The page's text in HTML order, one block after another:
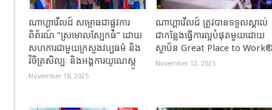
ណាហ្គាវើលដ៍ សម្ពោធជាផ្លូវការ
ពិព័រណ៍ “ស្រមោលស្បែកធំ” ដោយ
សហការជាមួយក្រសួងវប្បធម៌ និង
វិចិត្រសិល្បៈ និងអង្គការយូណេស្កូ
November 18, 2025
ណាហ្គាវើលដ៍ ត្រូវបានទទួលស្គាល់
ជាកន្លែងធ្វើការល្អបំផុតមួយដោយ
ស្ថាប័ន Great Place to
November 12, 2025